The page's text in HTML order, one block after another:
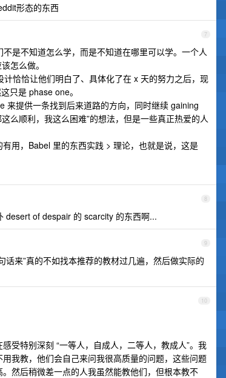
形态的东西
7
是不知道怎么学，而是不知道在哪里可以学。一个人
怎么做。
恰恰让他们明白了、具体化了在 x 天的努力之后，现
只是 phase one。
提供一条找到后来道路的方向，同时继续 gaining
么顺利，我这么困难”的想法，但是一些真正热爱的人
用，Babel 里的东西实践 > 理论，也就是说，这是
8
desert of despair 的 scarcity 的东西啊...
9
来”真的不如找本推荐的教材过几遍，然后做实际的
10
受特别深刻 “一等人，自成人，二等人，教成人”。我
我教，他们会自己来问我很高质量的问题，这些问题
然后稍微差一点的人我虽然能教他们，但根本教不